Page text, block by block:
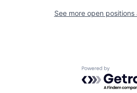
See more open positions
Powered by